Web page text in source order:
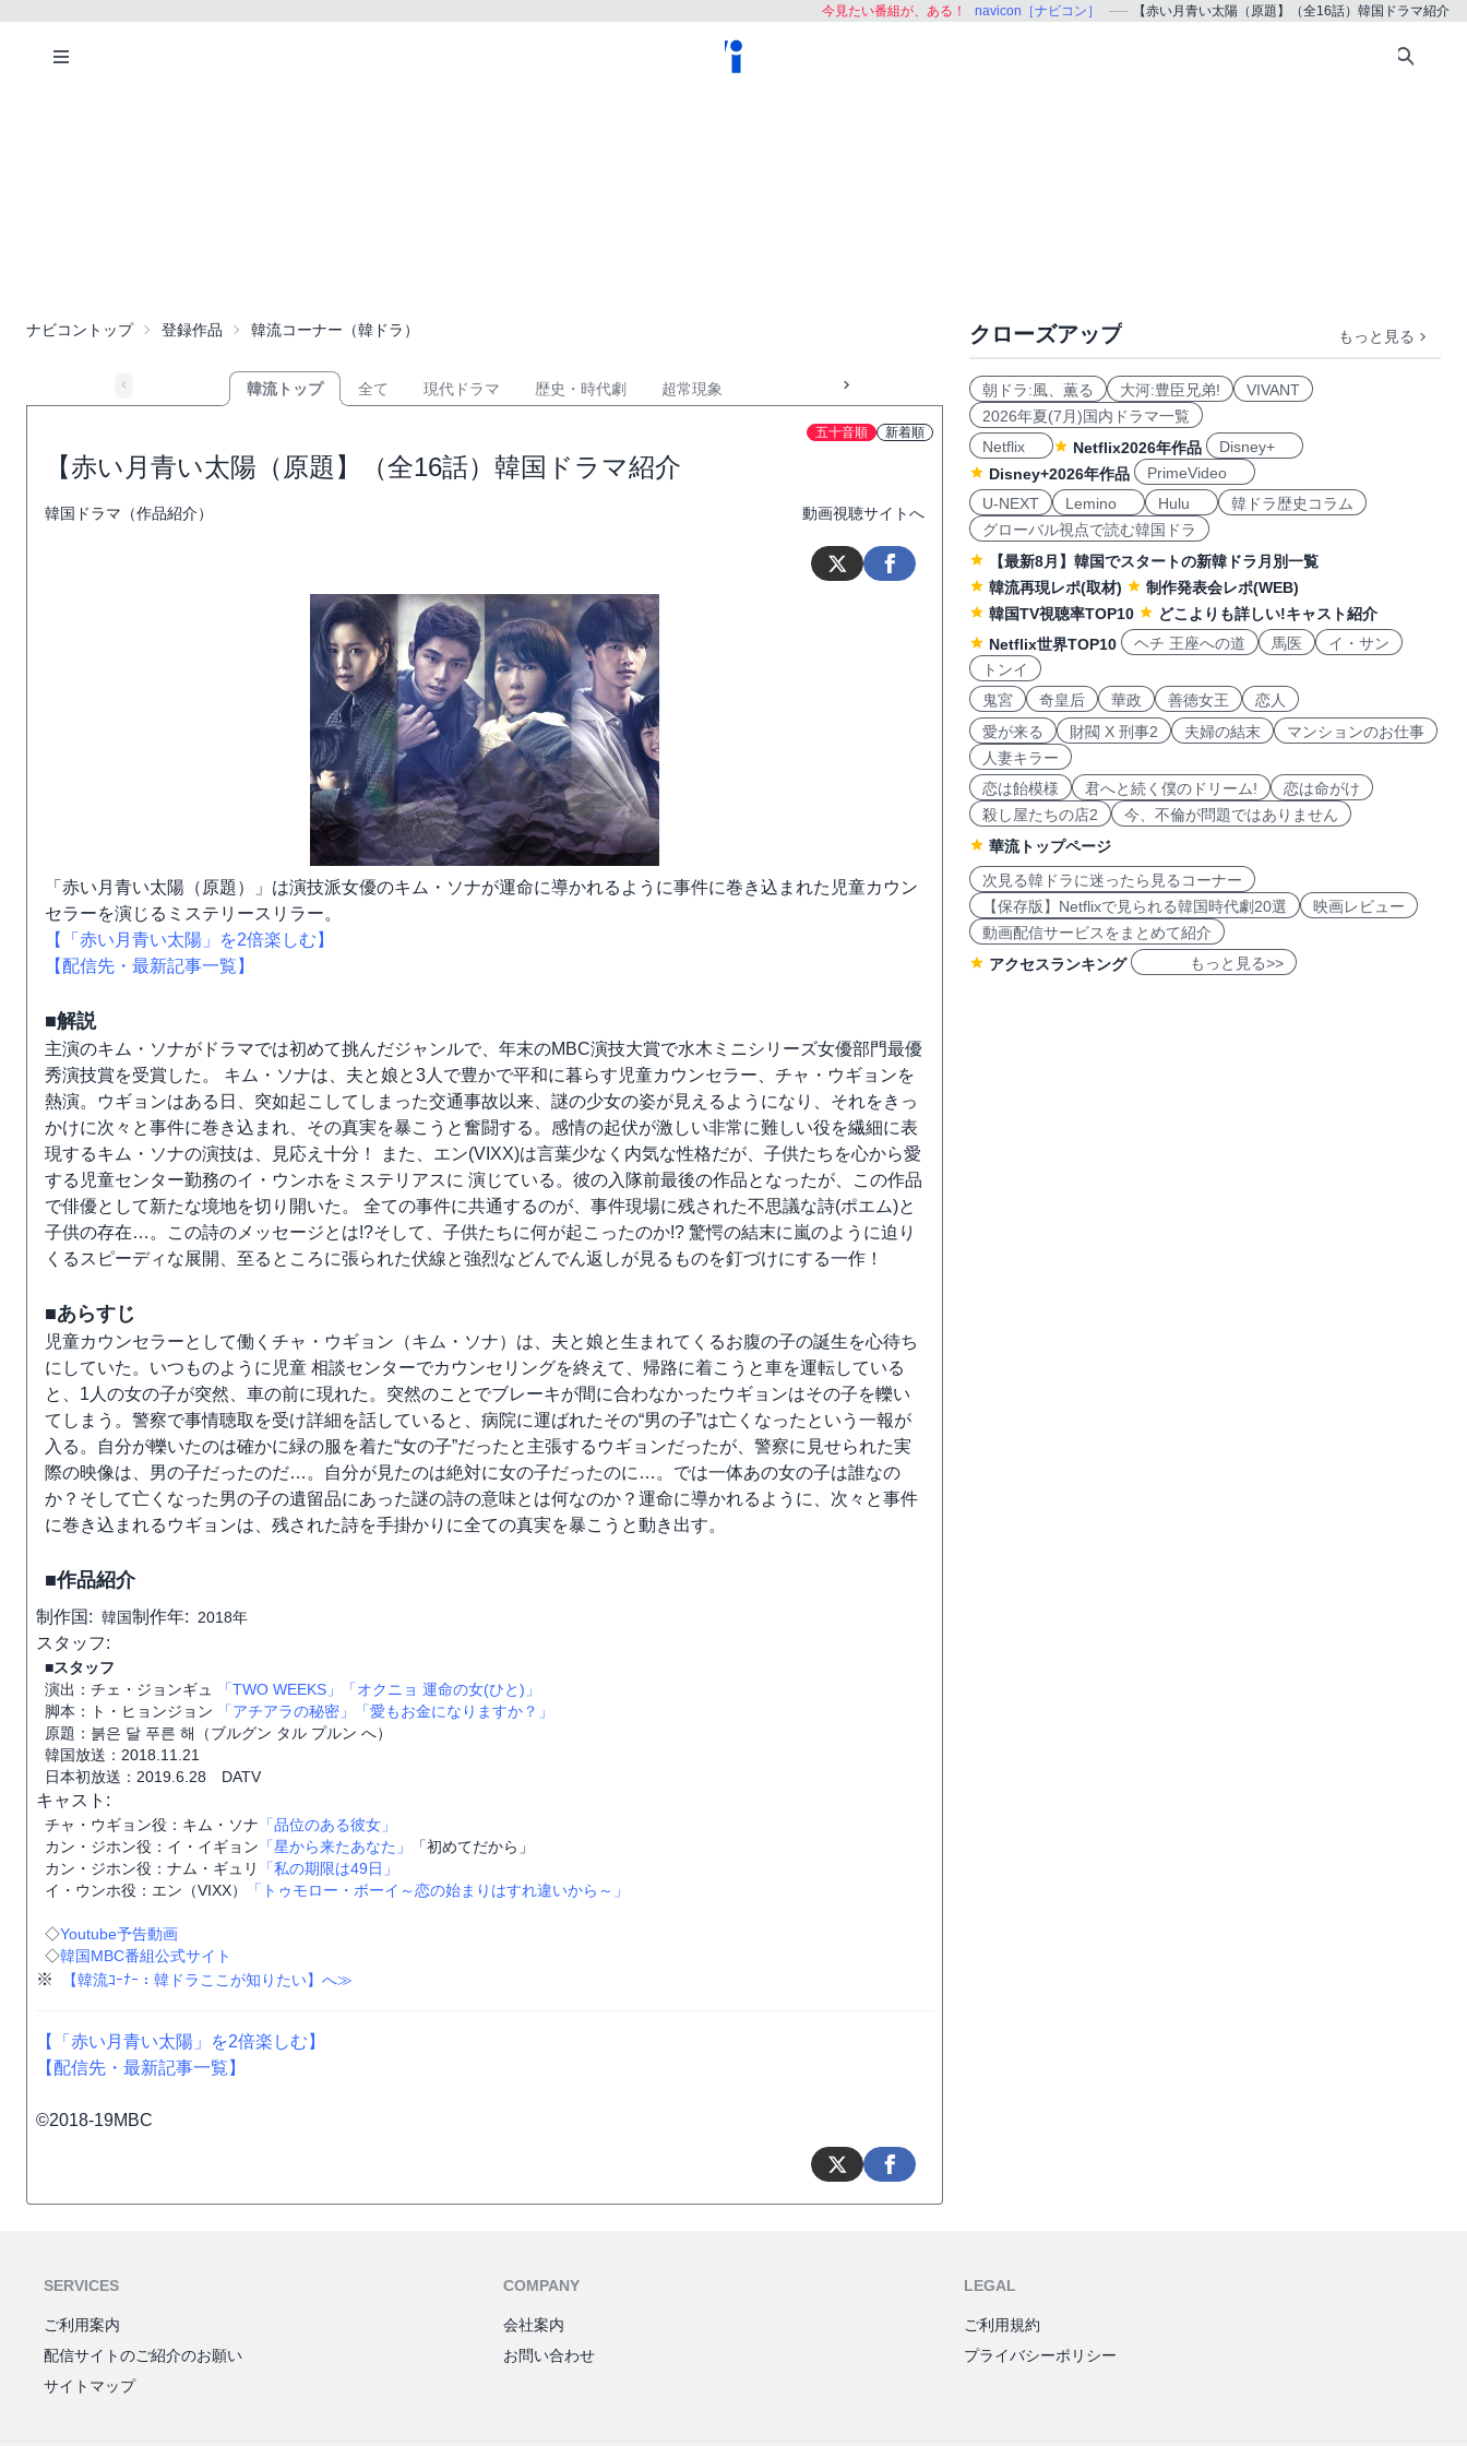
今見たい番組が、ある！ navicon［ナビコン］ 【赤い月青い太陽（原題】（全16話）韓国ドラマ紹介
ナビコントップ 登録作品 韓流コーナー（韓ドラ）
韓流トップ 全て 現代ドラマ 歴史・時代劇 超常現象
五十音順 新着順
【赤い月青い太陽（原題】（全16話）韓国ドラマ紹介
韓国ドラマ（作品紹介） 動画視聴サイトへ
「赤い月青い太陽（原題）」は演技派女優のキム・ソナが運命に導かれるように事件に巻き込まれた児童カウン
セラーを演じるミステリースリラー。
【「赤い月青い太陽」を2倍楽しむ】
【配信先・最新記事一覧】
■解説
主演のキム・ソナがドラマでは初めて挑んだジャンルで、年末のMBC演技大賞で水木ミニシリーズ女優部門最優
秀演技賞を受賞した。 キム・ソナは、夫と娘と3人で豊かで平和に暮らす児童カウンセラー、チャ・ウギョンを
熱演。ウギョンはある日、突如起こしてしまった交通事故以来、謎の少女の姿が見えるようになり、それをきっ
かけに次々と事件に巻き込まれ、その真実を暴こうと奮闘する。感情の起伏が激しい非常に難しい役を繊細に表
現するキム・ソナの演技は、見応え十分！ また、エン(VIXX)は言葉少なく内気な性格だが、子供たちを心から愛
する児童センター勤務のイ・ウンホをミステリアスに 演じている。彼の入隊前最後の作品となったが、この作品
で俳優として新たな境地を切り開いた。 全ての事件に共通するのが、事件現場に残された不思議な詩(ポエム)と
子供の存在…。この詩のメッセージとは!?そして、子供たちに何が起こったのか!? 驚愕の結末に嵐のように迫り
くるスピーディな展開、至るところに張られた伏線と強烈などんでん返しが見るものを釘づけにする一作！
■あらすじ
児童カウンセラーとして働くチャ・ウギョン（キム・ソナ）は、夫と娘と生まれてくるお腹の子の誕生を心待ち
にしていた。いつものように児童 相談センターでカウンセリングを終えて、帰路に着こうと車を運転している
と、1人の女の子が突然、車の前に現れた。突然のことでブレーキが間に合わなかったウギョンはその子を轢い
てしまう。警察で事情聴取を受け詳細を話していると、病院に運ばれたその“男の子”は亡くなったという一報が
入る。自分が轢いたのは確かに緑の服を着た“女の子”だったと主張するウギョンだったが、警察に見せられた実
際の映像は、男の子だったのだ…。自分が見たのは絶対に女の子だったのに…。では一体あの女の子は誰なの
か？そして亡くなった男の子の遺留品にあった謎の詩の意味とは何なのか？運命に導かれるように、次々と事件
に巻き込まれるウギョンは、残された詩を手掛かりに全ての真実を暴こうと動き出す。
■作品紹介
制作国: 韓国制作年: 2018年
スタッフ:
■スタッフ
演出：チェ・ジョンギュ
「TWO WEEKS」
「オクニョ 運命の女(ひと)」
脚本：ト・ヒョンジョン
「アチアラの秘密」
「愛もお金になりますか？」
原題：붉은 달 푸른 해（ブルグン タル プルン へ）
韓国放送：2018.11.21
日本初放送：2019.6.28 DATV
キャスト:
チャ・ウギョン役：キム・ソナ 「品位のある彼女」
カン・ジホン役：イ・イギョン 「星から来たあなた」
「初めてだから」
カン・ジホン役：ナム・ギュリ
「私の期限は49日」
イ・ウンホ役：エン（VIXX）
「トゥモロー・ボーイ～恋の始まりはすれ違いから～」
◇Youtube予告動画
◇韓国MBC番組公式サイト
※ 【韓流ｺｰﾅｰ：韓ドラここが知りたい】へ≫
【「赤い月青い太陽」を2倍楽しむ】
【配信先・最新記事一覧】
©2018-19MBC
クローズアップ もっと見る
朝ドラ:風、薫る 大河:豊臣兄弟!
VIVANT
2026年夏(7月)国内ドラマ一覧
Netflix
Netflix2026年作品
Disney+
Disney+2026年作品
PrimeVideo
U-NEXT
Lemino Hulu
韓ドラ歴史コラム
グローバル視点で読む韓国ドラ
【最新8月】韓国でスタートの新韓ドラ月別一覧
韓流再現レポ(取材)
制作発表会レポ(WEB)
韓国TV視聴率TOP10
どこよりも詳しい!キャスト紹介
Netflix世界TOP10
ヘチ 王座への道 馬医
イ・サン
トンイ
鬼宮
奇皇后 華政 善徳女王
恋人
愛が来る
財閥 X 刑事2 夫婦の結末
マンションのお仕事
人妻キラー
恋は飴模様
君へと続く僕のドリーム!
恋は命がけ
殺し屋たちの店2
今、不倫が問題ではありません
華流トップページ
次見る韓ドラに迷ったら見るコーナー
【保存版】Netflixで見られる韓国時代劇20選
映画レビュー
動画配信サービスをまとめて紹介
アクセスランキング
もっと見る>>
SERVICES
ご利用案内
配信サイトのご紹介のお願い
サイトマップ
COMPANY
会社案内
お問い合わせ
LEGAL
ご利用規約
プライバシーポリシー